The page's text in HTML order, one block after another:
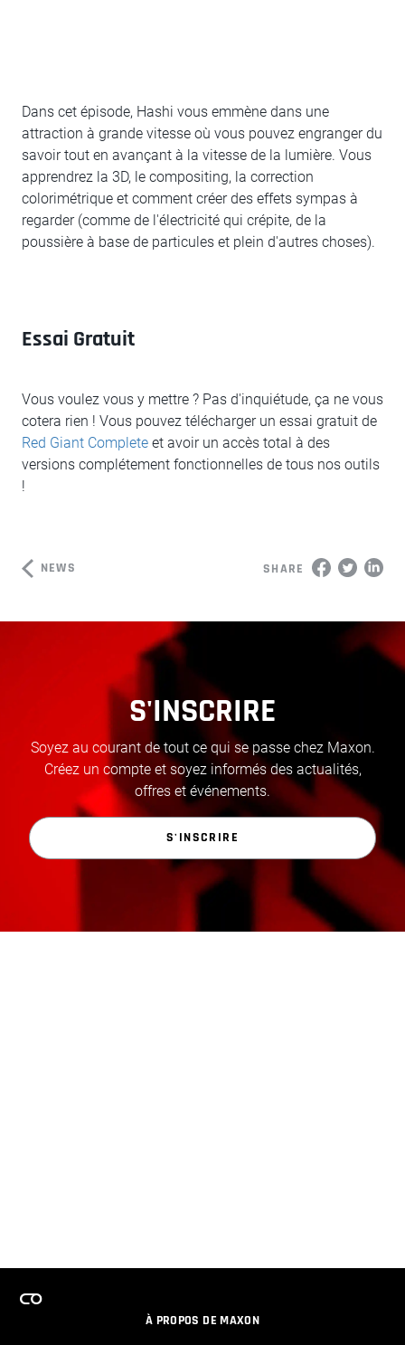
Dans cet épisode, Hashi vous emmène dans une
attraction à grande vitesse où vous pouvez engranger du
savoir tout en avançant à la vitesse de la lumière. Vous
apprendrez la 3D, le compositing, la correction
colorimétrique et comment créer des effets sympas à
regarder (comme de l'électricité qui crépite, de la
poussière à base de particules et plein d'autres choses).
Essai Gratuit
Vous voulez vous y mettre ? Pas d'inquiétude, ça ne vous
cotera rien ! Vous pouvez télécharger un essai gratuit de
Red Giant Complete et avoir un accès total à des
versions complétement fonctionnelles de tous nos outils
!
NEWS SHARE
S'INSCRIRE
Soyez au courant de tout ce qui se passe chez Maxon.
Créez un compte et soyez informés des actualités,
offres et événements.
S'INSCRIRE
À PROPOS DE MAXON